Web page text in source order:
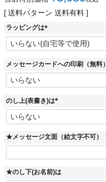
送料パターン 送料有料
ラッピングは
(
必
須
メッセージカードへの印刷（無料）
のし上(表書き)は
(
須
)
★メッセージ文面（絵文字不可）
★のし下(お名前)は